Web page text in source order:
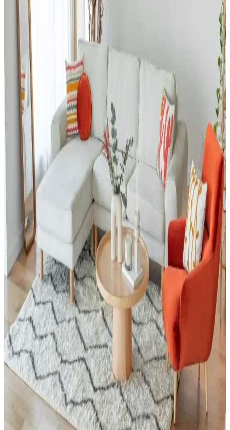
Salon Duvar Düzenlemesinde Raf Kullanımı ve
Estetik Dengenin Sağlanması
Salon duvarlarında rafların simetrik yerleşimi, aksesuar seçimi ve
mobilya düzeni mekânın estetik ve fonksiyonel dengesini sağlar.
Doğru duvar rengi ve sanat eserleriyle ferah bir atmosfer oluşturulur.
Giriş Holü Dekorasyonunda Estetik ve
Fonksiyonellik: Sahil Evi İçin Pratik Çözümler
Giriş holü dekorasyonunda duvar kağıdı seçimi, mobilya düzeni ve
zemin malzemeleri estetik ve fonksiyonelliği dengeler. Sahil
evlerinde kum ve neme karşı pratik çözümler önemlidir.
ABD'de USM Haller Modüler Mobilya Sistemlerine
Uyumlu Alternatifler ve Üretim Değerlendirmesi
USM Haller modüler mobilyalarının yüksek fiyatları, ABD'de yerel
marangozlar ve yapı marketlerinden temin edilen uyumlu parçalarla
ekonomik ve esnek alternatifler oluşturulmasına yol açıyor. Üretim
maliyetleri ve kullanıcı deneyimleri değerlendiriliyor.
Yeşil Kanepe Dekorasyonunda Renk Uyumu ve
Mobilya Düzeniyle Mekan Estetiği
Yeşil kanepe, odanın renk paleti ve mobilya düzeniyle uyum
sağladığında dekorasyonda öne çıkar. Renk bütünlüğü ve mobilya
yerleşimi, mekanın estetiğini ve ferahlığını artırır.
Küçük Toalet Odası Yenileme: Fonksiyonel ve
Estetik Tasarım Önerileri
Küçük toalet odasının yenilenmesinde mobilya uyumu, ton sür ton
desenler ve aksesuar seçimi önemlidir. Uygun fiyatlı dolap boyama
ve hijyenik halı tercihleri mekâna estetik ve fonksiyonellik katar.
Küçük Oturma Odalarında Rahat Koltuk Yerleşimi
ve Dekorasyon Stratejileri
Küçük oturma odalarında rahat koltukların yerleşimi ve
dekorasyonunda fonksiyonellik ile estetiğin dengelenmesi önemlidir.
Doğru mobilya seçimi ve aksesuar kullanımı mekânı hem konforlu